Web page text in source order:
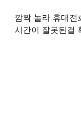
깜짝 놀라 휴대전
시간이 잘못된걸